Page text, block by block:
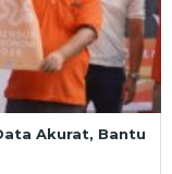
Akurat, Bantu